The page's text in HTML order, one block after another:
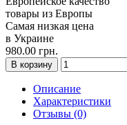
товары из Европы
Самая низкая цена
в Украине
980.00 грн.
В корзину
Описание
Характеристики
Отзывы (0)